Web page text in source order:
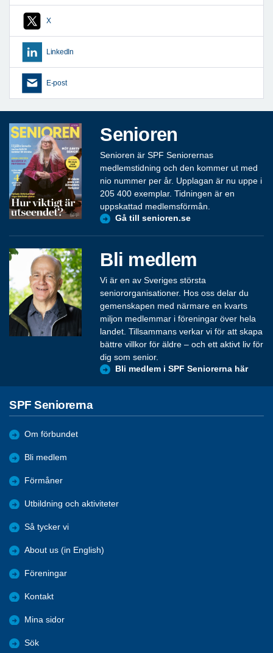
X
LinkedIn
E-post
Senioren
Senioren är SPF Seniorernas
medlemstidning och den kommer ut med
nio nummer per år. Upplagan är nu uppe i
205 400 exemplar. Tidningen är en
uppskattad medlemsförmån.
Gå till senioren.se
Bli medlem
Vi är en av Sveriges största
seniororganisationer. Hos oss delar du
gemenskapen med närmare en kvarts
miljon medlemmar i föreningar över hela
landet. Tillsammans verkar vi för att skapa
bättre villkor för äldre – och ett aktivt liv för
dig som senior.
Bli medlem i SPF Seniorerna här
SPF Seniorerna
Om förbundet
Bli medlem
Förmåner
Utbildning och aktiviteter
Så tycker vi
About us (in English)
Föreningar
Kontakt
Mina sidor
Sök